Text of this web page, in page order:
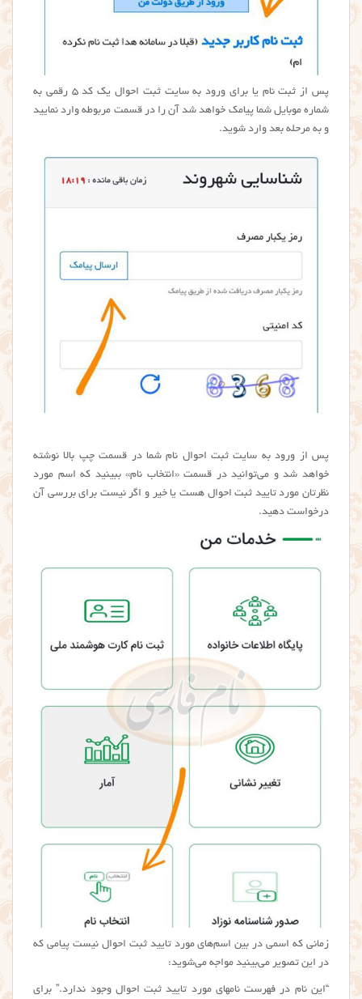
پس از ثبت نام یا برای ورود به سایت ثبت احوال یک کد ۵ رقمی به
شماره موبایل شما پیامک خواهد شد آن را در قسمت مربوطه وارد نمایید
و به مرحله بعد وارد شوید.
پس از ورود به سایت ثبت احوال نام شما در قسمت چپ بالا نوشته
خواهد شد و می‌توانید در قسمت «انتخاب نام» ببینید که اسم مورد
نظرتان مورد تایید ثبت احوال هست یا خیر و اگر نیست برای بررسی آن
درخواست دهید.
زمانی که اسمی در بین اسم‌های مورد تایید ثبت احوال نیست پیامی که
در این تصویر می‌بینید مواجه می‌شوید:
“این نام در فهرست نامهای مورد تایید ثبت احوال وجود ندارد.” برای